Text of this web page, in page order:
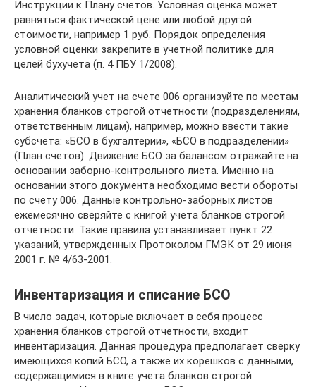
Инструкции к Плану счетов. Условная оценка может
равняться фактической цене или любой другой
стоимости, например 1 руб. Порядок определения
условной оценки закрепите в учетной политике для
целей бухучета (п. 4 ПБУ 1/2008).
Аналитический учет на счете 006 организуйте по местам
хранения бланков строгой отчетности (подразделениям,
ответственным лицам), например, можно ввести такие
субсчета: «БСО в бухгалтерии», «БСО в подразделении»
(План счетов). Движение БСО за балансом отражайте на
основании заборно-контрольного листа. Именно на
основании этого документа необходимо вести обороты
по счету 006. Данные контрольно-заборных листов
ежемесячно сверяйте с книгой учета бланков строгой
отчетности. Такие правила устанавливает пункт 22
указаний, утвержденных Протоколом ГМЭК от 29 июня
2001 г. № 4/63-2001.
Инвентаризация и списание БСО
В число задач, которые включает в себя процесс
хранения бланков строгой отчетности, входит
инвентаризация. Данная процедура предполагает сверку
имеющихся копий БСО, а также их корешков с данными,
содержащимися в книге учета бланков строгой